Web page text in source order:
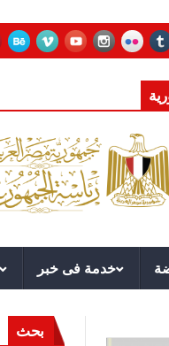
الدول كيانات تنموية عملاقة؟
خدمة فى خبر
بحث